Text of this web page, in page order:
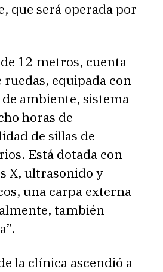
que será operada por
12 metros, cuenta
equipada con
ambiente, sistema
horas de
de sillas de
Está dotada con
X, ultrasonido y
una carpa externa
también
la clínica ascendió a